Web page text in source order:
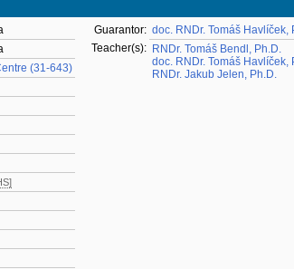
(31-643)
Guarantor: doc. RNDr. Tomáš Havlíček,
Teacher(s): RNDr. Tomáš Bendl, Ph.D.
doc. RNDr. Tomáš Havlíček,
RNDr. Jakub Jelen, Ph.D.